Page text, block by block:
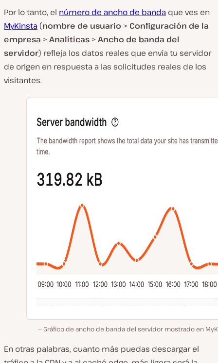
Por lo tanto, el número de ancho de banda que ves en
MyKinsta (nombre de usuario > Configuración de la
empresa >Analíticas >Ancho de banda del
servidor) refleja los datos reales que envía tu servidor
de origen en respuesta a las solicitudes reales de los
visitantes.
Gráfico de ancho de banda del servidor mostrado en
En otras palabras, cuanto más puedas descargar el